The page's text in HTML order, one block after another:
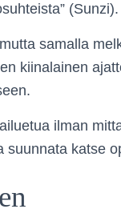
(Sunzi).
samalla
kiinalainen
ilman
suunnata katse